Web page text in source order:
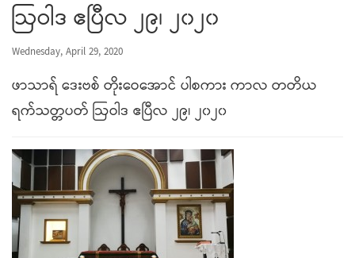
ဩဝါဒ ဧပြီလ ၂၉၊ ၂၀၂၀
Wednesday, April 29, 2020
ဖာသာရ် ဒေးဗစ် တိုးဝေအောင် ပါစကား ကာလ တတိယ
ရက်သတ္တပတ် ဩဝါဒ ဧပြီလ ၂၉၊ ၂၀၂၀